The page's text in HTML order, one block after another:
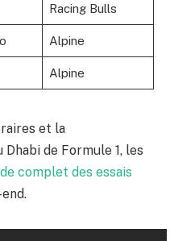
Racing Bulls
Alpine
Alpine
et la
de Formule 1, les
complet des essais